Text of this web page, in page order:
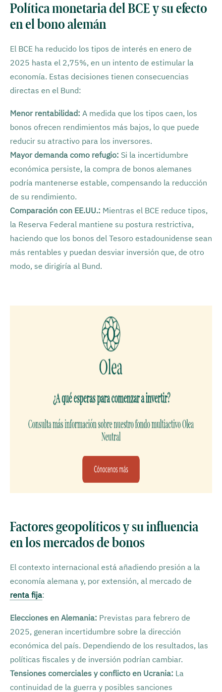
Política monetaria del BCE y su efecto
en el bono alemán
El BCE ha reducido los tipos de interés en enero de
2025 hasta el 2,75%, en un intento de estimular la
economía. Estas decisiones tienen consecuencias
directas en el Bund:
Menor rentabilidad: A medida que los tipos caen, los
bonos ofrecen rendimientos más bajos, lo que puede
reducir su atractivo para los inversores.
Mayor demanda como refugio: Si la incertidumbre
económica persiste, la compra de bonos alemanes
podría mantenerse estable, compensando la reducción
de su rendimiento.
Comparación con EE.UU.: Mientras el BCE reduce tipos,
la Reserva Federal mantiene su postura restrictiva,
haciendo que los bonos del Tesoro estadounidense sean
más rentables y puedan desviar inversión que, de otro
modo, se dirigiría al Bund.
Factores geopolíticos y su influencia
en los mercados de bonos
El contexto internacional está añadiendo presión a la
economía alemana y, por extensión, al mercado de
renta fija:
Elecciones en Alemania: Previstas para febrero de
2025, generan incertidumbre sobre la dirección
económica del país. Dependiendo de los resultados, las
políticas fiscales y de inversión podrían cambiar.
Tensiones comerciales y conflicto en Ucrania: La
continuidad de la guerra y posibles sanciones